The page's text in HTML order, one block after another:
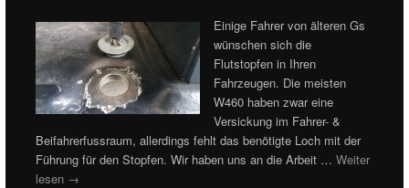
Einige Fahrer von älteren Gs
wünschen sich die
Flutstopfen in Ihren
Fahrzeugen. Die meisten
W460 haben zwar eine
Versickung im Fahrer- &
Beifahrerfussraum, allerdings fehlt das benötigte Loch mit der
Führung für den Stopfen. Wir haben uns an die Arbeit …Weiter
lesen →